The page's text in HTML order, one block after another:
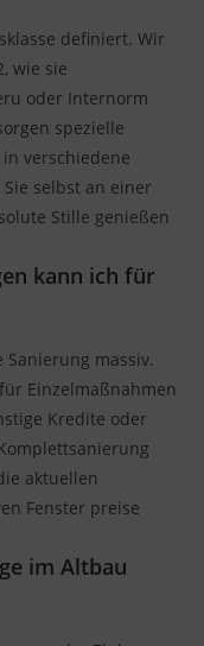
definiert. Wir
wie sie
oder Internorm
spezielle
verschiedene
selbst an einer
Stille genießen
kann ich für
massiv.
Einzelmaßnahmen
Kredite oder
aktuellen
Fenster preise
im Altbau